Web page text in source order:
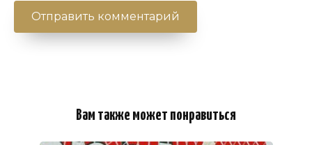
Вам также может понравиться